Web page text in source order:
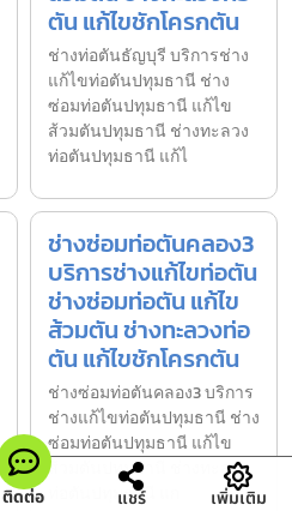
ตัน แก้ไขชักโครกตัน
ช่างท่อตันธัญบุรี บริการช่าง
แก้ไขท่อตันปทุมธานี ช่าง
ซ่อมท่อตันปทุมธานี แก้ไข
ส้วมตันปทุมธานี ช่างทะลวง
ท่อตันปทุมธานี แก้ไ
ช่างซ่อมท่อตันคลอง3
บริการช่างแก้ไขท่อตัน
ช่างซ่อมท่อตัน แก้ไข
ส้วมตัน ช่างทะลวงท่อ
ตัน แก้ไขชักโครกตัน
ช่างซ่อมท่อตันคลอง3 บริการ
ช่างแก้ไขท่อตันปทุมธานี ช่าง
ซ่อมท่อตันปทุมธานี แก้ไข
ส้วมตันปทุมธานี ช่างทะลวง
ท่อตันปทุมธานี แก
ติดต่อ แชร์ เพิ่มเติม